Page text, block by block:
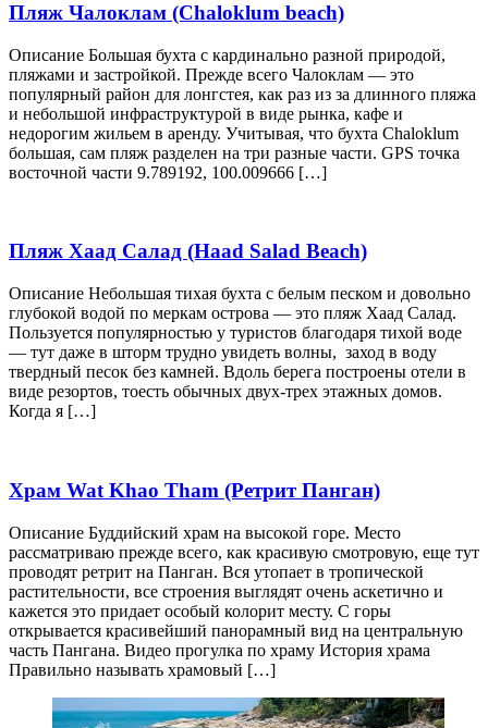
Пляж Чалоклам (Chaloklum beach)
Описание Большая бухта с кардинально разной природой,
пляжами и застройкой. Прежде всего Чалоклам — это
популярный район для лонгстея, как раз из за длинного пляжа
и небольшой инфраструктурой в виде рынка, кафе и
недорогим жильем в аренду. Учитывая, что бухта Сhaloklum
большая, сам пляж разделен на три разные части. GPS точка
восточной части 9.789192, 100.009666 […]
Пляж Хаад Салад (Haad Salad Beach)
Описание Небольшая тихая бухта с белым песком и довольно
глубокой водой по меркам острова — это пляж Хаад Салад.
Пользуется популярностью у туристов благодаря тихой воде
— тут даже в шторм трудно увидеть волны, заход в воду
твердный песок без камней. Вдоль берега построены отели в
виде резортов, тоесть обычных двух-трех этажных домов.
Когда я […]
Храм Wat Khao Tham (Ретрит Панган)
Описание Буддийский храм на высокой горе. Место
рассматриваю прежде всего, как красивую смотровую, еще тут
проводят ретрит на Панган. Вся утопает в тропической
растительности, все строения выглядят очень аскетично и
кажется это придает особый колорит месту. С горы
открывается красивейший панорамный вид на центральную
часть Пангана. Видео прогулка по храму История храма
Правильно называть храмовый […]